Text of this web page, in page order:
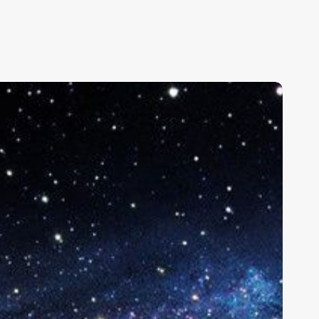
астрономів-
аматорів
допомогли
ідентифікувати
900,000
галактик